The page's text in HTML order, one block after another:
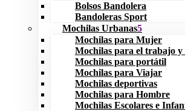
Bolsos Bandolera
Bandoleras Sport
Mochilas Urbanas
Mochilas para Mujer
Mochilas para el trabajo y
Mochilas para portátil
Mochilas para Viajar
Mochilas deportivas
Mochilas para Hombre
Mochilas Escolares e